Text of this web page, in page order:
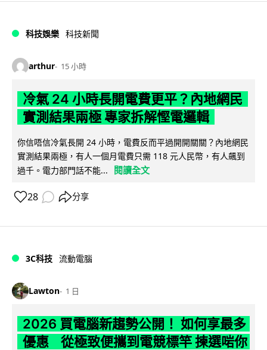
科技娛樂 科技新聞
arthur 15 小時
冷氣 24 小時長開電費更平？內地網民
實測結果兩極 專家拆解慳電邏輯
你信唔信冷氣長開 24 小時，電費反而平過開開關關？內地網民
實測結果兩極，有人一個月電費只需 118 元人民幣，有人飆到
過千。電力部門話不能...
閱讀全文
28 分享
3C科技 流動電腦
Lawton 1 日
2026 買電腦新趨勢公開！ 如何享最多
優惠 從極致便攜到電競標竿 揀選啱你